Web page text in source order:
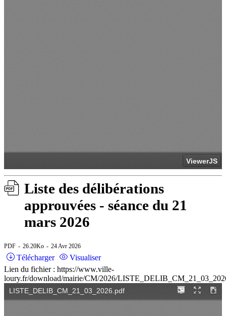
Liste des délibérations
approuvées - séance du 21
mars 2026
PDF 26.20Ko 24 Avr 2026
Télécharger
Visualiser
Lien du fichier : https://www.ville-
loury.fr/download/mairie/CM/2026/